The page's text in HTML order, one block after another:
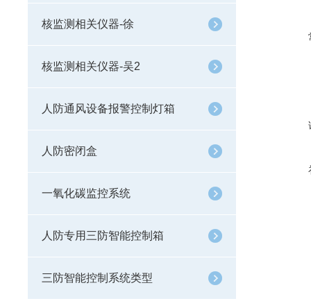
核监测相关仪器-徐
核监测相关仪器-吴2
人防通风设备报警控制灯箱
人防密闭盒
一氧化碳监控系统
人防专用三防智能控制箱
三防智能控制系统类型